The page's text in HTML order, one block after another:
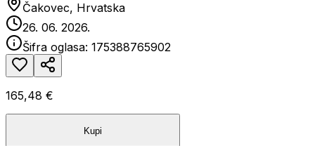
Čakovec, Hrvatska
26. 06. 2026.
Šifra oglasa: 175388765902
165,48 €
Kupi